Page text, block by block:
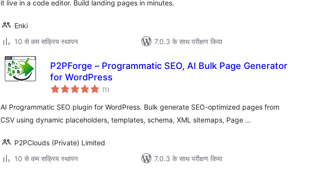
it live in a code editor. Build landing pages in minutes.
Enki
10 से कम सक्रिय स्थापन
7.0.3 के साथ परीक्षण किया
P2PForge – Programmatic SEO, AI Bulk Page Generator
for WordPress
(1 कुल
दर)
AI Programmatic SEO plugin for WordPress. Bulk generate SEO-optimized pages from
CSV using dynamic placeholders, templates, schema, XML sitemaps, Page …
P2PClouds (Private) Limited
10 से कम सक्रिय स्थापन
7.0.3 के साथ परीक्षण किया